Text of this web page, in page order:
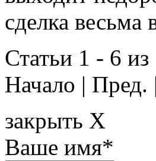
сделка весьма
Статьи 1 - 6 из
Начало | Пред. |
закрыть X
Ваше имя*